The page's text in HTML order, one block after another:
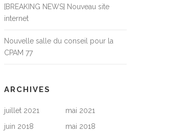
[BREAKING NEWS] Nouveau site
internet
Nouvelle salle du conseil pour la
CPAM 77
ARCHIVES
juillet 2021
mai 2021
juin 2018
mai 2018